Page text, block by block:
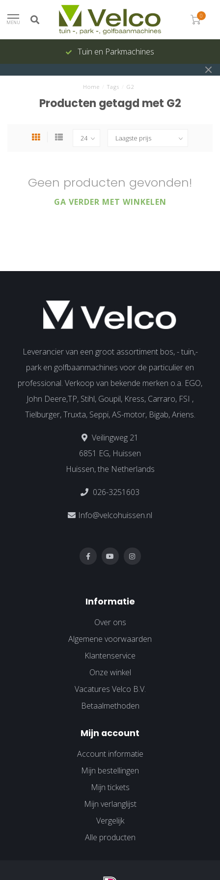
MENU
0
Tuin en Parkmachines
Home Tags G2
Producten getagd met G2
Geen producten gevonden!
GA VERDER MET WINKELEN
Leverancier van een groot assortiment bos, - tuin,-
park en golfbaanmachines voor de particulier en
professional. Verkoop van bekende merken o.a. EGO,
John Deere,TP, Stihl, Goupil, Kress, Carraro, FSI ,
Tielburger, Truxta, Seppi, AS-motor, Bigab, Ariens.
Veilingweg 21
6851 EG, Huissen
Huissen, the Netherlands
026-3251603
Info@velcohuissen.nl
Informatie
Over ons
Algemene voorwaarden
Klantenservice
Onze winkel
Vacatures Velco B.V.
Betaalmethoden
Mijn account
Account informatie
Mijn bestellingen
Mijn tickets
Mijn verlanglijst
Vergelijk
Alle producten